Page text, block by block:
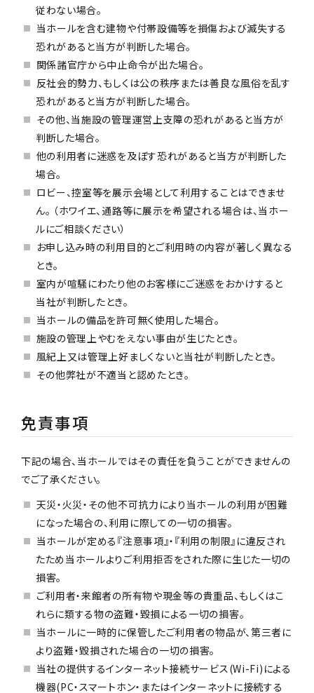
従わない場合。
当ホールを含む建物や付帯設備等を損傷および滅失する
恐れがあると当方が判断した場合。
関係諸官庁から中止命令が出た場合。
反社会的勢力、もしくは公の秩序または善良な風俗を乱す
恐れがあると当方が判断した場合。
その他、当施設の管理運営上支障の恐れがあると当方が
判断した場合。
他の利用者に迷惑を及ぼす恐れがあると当方が判断した
場合。
ロビー、控室等を展示会場として利用することはできませ
ん。 （ホワイエ、通路等に展示を希望される場合は、当ホー
ルにご相談ください）
お申し込み時の利用目的とご利用時の内容が著しく異なる
とき。
室内が喧騒にわたり他のお客様にご迷惑をおかけすると
当社が判断したとき。
当ホールの備品を許可無く使用した場合。
施設の管理上やむをえない事由が生じたとき。
風紀上又は管理上好ましくないと当社が判断したとき。
その他弊社が不適当と認めたとき。
免責事項
下記の場合、当ホールではその責任を負うことができませんの
でご了承ください。
天災・火災・その他不可抗力により当ホールの利用が困難
になった場合の、利用に際しての一切の損害。
当ホールが定める『注意事項』・『利用の制限』に違反され
たため当ホールよりご利用拒否をされた際に生じた一切の
損害。
ご利用者・来館者の所有物や現金等の貴重品、もしくはこ
れらに類する物の盗難・毀損による一切の損害。
当ホールに一時的に保管したご利用者の物品が、第三者に
より盗難・毀損された場合の一切の損害。
当社の提供するインターネット接続サービス(Wi-Fi)による
機器(PC・スマートホン・またはインターネットに接続する